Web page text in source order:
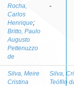
Rocha,
Carlos
Henrique;
Britto, Paulo
Augusto
Pettenuzzo
de
-
Silva, Meire
Cristina
Silva,
Teófilo